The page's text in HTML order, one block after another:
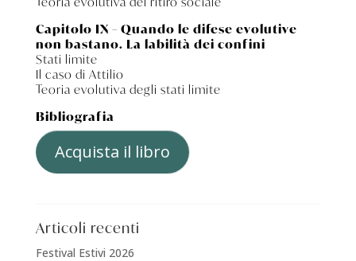
Capitolo IX – Quando le difese evolutive
non bastano. La labilità dei confini
Stati limite
Il caso di Attilio
Teoria evolutiva degli stati limite
Bibliografia
Acquista il libro
Articoli recenti
Festival Estivi 2026